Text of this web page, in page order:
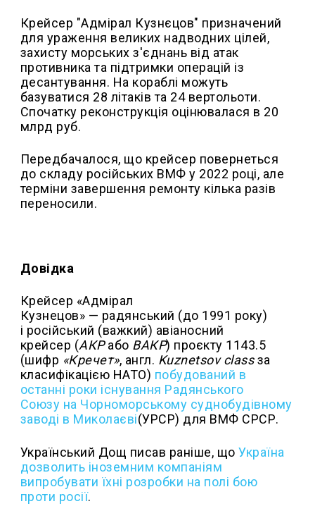
Крейсер "Адмірал Кузнєцов" призначений
для ураження великих надводних цілей,
захисту морських з'єднань від атак
противника та підтримки операцій із
десантування. На кораблі можуть
базуватися 28 літаків та 24 вертольоти.
Спочатку реконструкція оцінювалася в 20
млрд руб.
Передбачалося, що крейсер повернеться
до складу російських ВМФ у 2022 році, але
терміни завершення ремонту кілька разів
переносили.
Довідка
Крейсер «Адмірал
Кузнецов» — радянський (до 1991 року)
і російський (важкий) авіаносний
крейсер (АКРабо ВАКР) проєкту 1143.5
(шифр «Кречет», англ. Kuznetsov classза
класифікацією НАТО) побудований в
останні роки існування Радянського
Союзу на Чорноморському суднобудівному
заводі в Миколаєві(УРСР) для ВМФ СРСР.
Український Дощ писав раніше, щоУкраїна
дозволить іноземним компаніям
випробувати їхні розробки на полі бою
проти росії.